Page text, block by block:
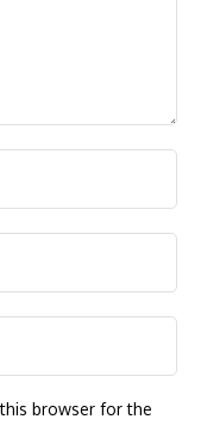
browser for the